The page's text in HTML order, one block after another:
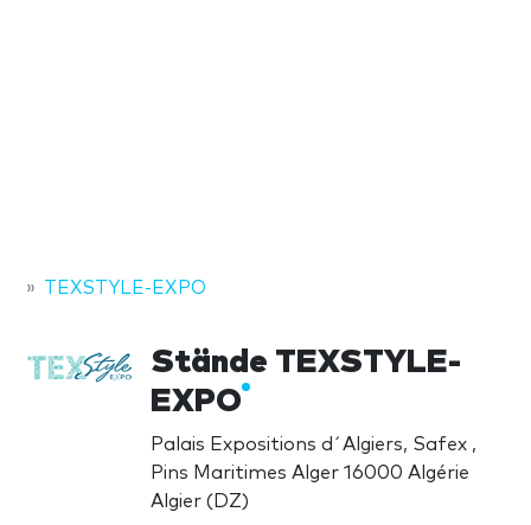
TEXSTYLE-EXPO
Stände TEXSTYLE-
EXPO
Palais Expositions d´Algiers, Safex ,
Pins Maritimes Alger 16000 Algérie
Algier (DZ)